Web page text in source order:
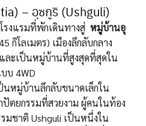
– อุซกูริ (Ushguli)
รงแรมที่พักเดินทางสู่ หมู่บ้านอุ
กิโลเมตร) เมืองลึกลับกลาง
ละเป็นหมู่บ้านที่สูงสุดที่สุดใน
บ 4WD
นหมู่บ้านลึกลับขนาดเล็กใน
ปัตยกรรมที่สวยงาม ผู้คนในท้อง
มชาติ Ushguli เป็นหนึ่งใน